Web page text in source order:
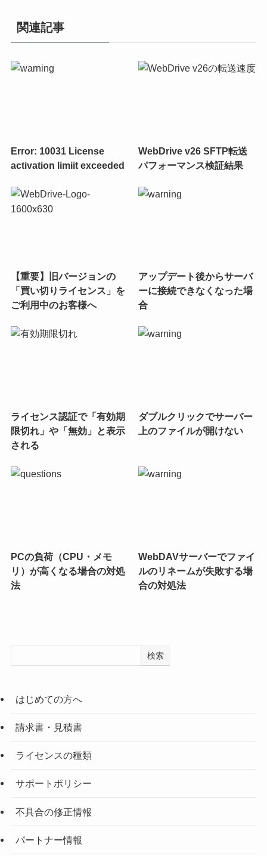
関連記事
Error: 10031 License
activation limiit exceeded
WebDrive v26 SFTP転送
パフォーマンス検証結果
【重要】旧バージョンの
「買い切りライセンス」を
ご利用中のお客様へ
アップデート後からサーバ
ーに接続できなくなった場
合
ライセンス認証で「有効期
限切れ」や「無効」と表示
される
ダブルクリックでサーバー
上のファイルが開けない
PCの負荷（CPU・メモ
リ）が高くなる場合の対処
法
WebDAVサーバーでファイ
ルのリネームが失敗する場
合の対処法
検索
はじめての方へ
請求書・見積書
ライセンスの種類
サポートポリシー
不具合の修正情報
パートナー情報